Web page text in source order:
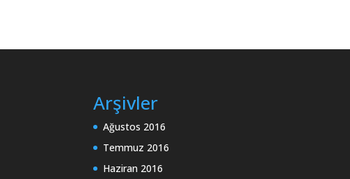
Arşivler
Ağustos 2016
Temmuz 2016
Haziran 2016